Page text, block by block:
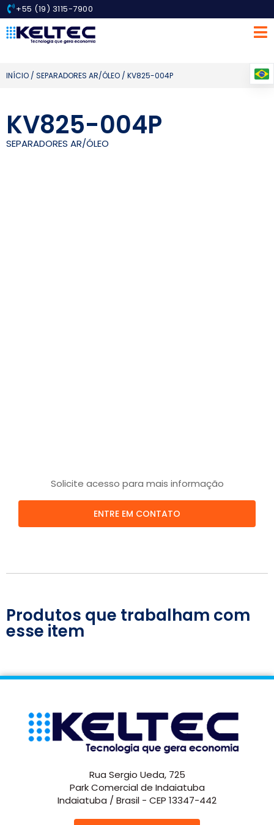
+55 (19) 3115-7900
INÍCIO / SEPARADORES AR/ÓLEO / KV825-004P
KV825-004P
SEPARADORES AR/ÓLEO
Solicite acesso para mais informação
ENTRE EM CONTATO
Produtos que trabalham com
esse item
Rua Sergio Ueda, 725
Park Comercial de Indaiatuba
Indaiatuba / Brasil - CEP 13347-442